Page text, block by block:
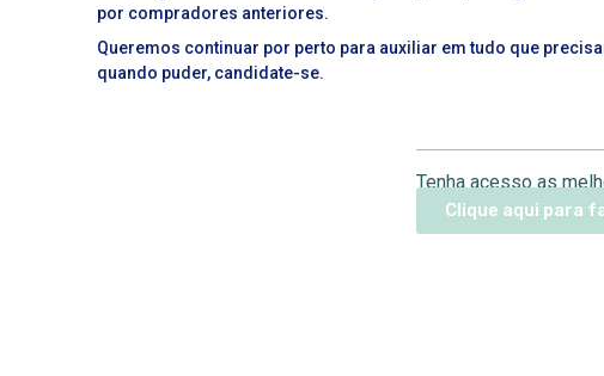
por compradores anteriores.
Queremos continuar por perto para auxiliar em tudo que
quando puder, candidate-se.
Tenha acesso as
Clique aqui para